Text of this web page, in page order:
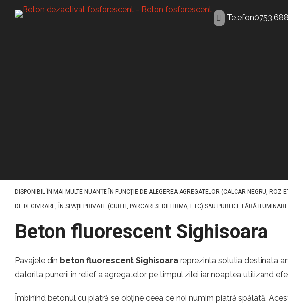
Telefon
DISPONIBIL ÎN MAI MULTE NUANȚE ÎN FUNCȚIE DE ALEGEREA AGREGATELOR (CALCAR NEGRU,
DE DEGIVRARE, ÎN SPAȚII PRIVATE (CURTI, PARCARI SEDII FIRMA, ETC) SAU PUBLICE FĂRĂ
Beton fluorescent Sighisoara
Pavajele din beton fluorescent Sighisoara reprezinta solutia destinata
datorita punerii in relief a agregatelor pe timpul zilei iar noaptea utilizand
Îmbinînd betonul cu piatră se obține ceea ce noi numim piatră spălată.